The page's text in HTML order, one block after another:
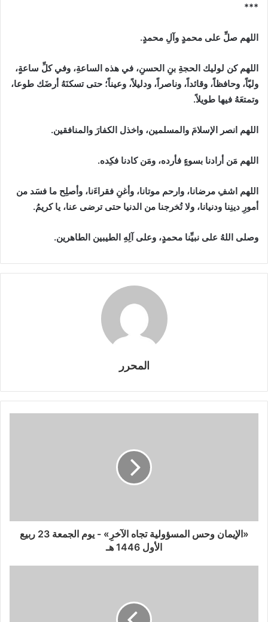
***
اللهم صلِّ على محمدٍ وآلِ محمدٍ.
اللهم كن لوليك الحجةِ بنِ الحسنِ، في هذه الساعةِ، وفي كلِّ ساعةٍ،
وليّاً، وحافظاً، وقائداً، وناصراً، ودليلاً، وعيناً؛ حتى تسكنَهُ أرضَك طوعا،
وتمتعَهُ فيها طويلاً.
اللهم انصر الإسلامَ والمسلمين، واخذل الكفارَ والمنافقين.
اللهم مَن أرادنا بسوءٍ فأرده، ومَن كادنا فكِده.
اللهم اشفِ مرضانا، وارحم موتانا، وأغنِ فقراءَنا، وأصلِح ما فسَد من
أمورِ دينِنا ودنيانا، ولا تُخرجنا من الدنيا حتى ترضى عنا، يا كريمُ.
وصلى اللهُ على نبيِّنا محمدٍ، وعلى آلِهِ الطيبين الطاهرين.
المحرر
«الإيمان وحس المسؤولية تجاه الآخرِ» - يوم الجمعة 23 ربيع
الأول 1446 هـ